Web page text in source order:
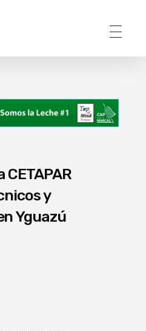
CETAPAR
y
Yguazú